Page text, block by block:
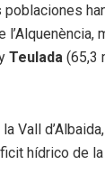
poblaciones
Teulada (65,3
Vall d’Albaida,
hídrico de la